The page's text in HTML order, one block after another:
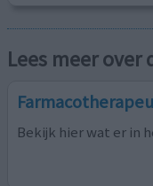
Lees meer
Bekijk hier wat er in